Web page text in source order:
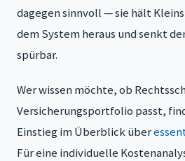
dagegen sinnvoll — sie hält
dem System heraus und senkt
spürbar.
Wer wissen möchte, ob
Versicherungsportfolio passt,
Einstieg im Überblick über
Für eine individuelle